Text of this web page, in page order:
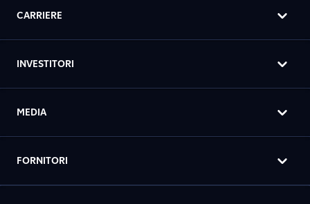
CARRIERE
INVESTITORI
MEDIA
FORNITORI